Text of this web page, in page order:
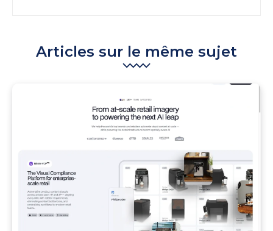
Articles sur le même sujet